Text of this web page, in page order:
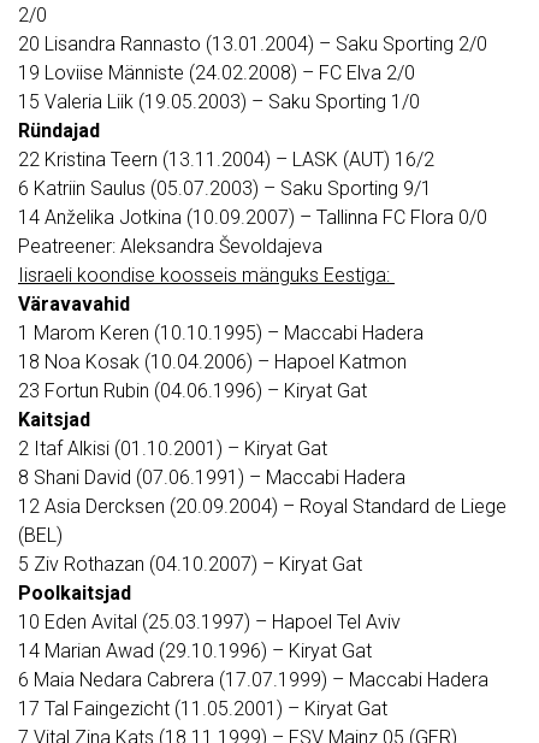
2/0
20 Lisandra Rannasto (13.01.2004) – Saku Sporting 2/0
19 Loviise Männiste (24.02.2008) – FC Elva 2/0
15 Valeria Liik (19.05.2003) – Saku Sporting 1/0
Ründajad
22 Kristina Teern (13.11.2004) – LASK (AUT) 16/2
6 Katriin Saulus (05.07.2003) – Saku Sporting 9/1
14 Anželika Jotkina (10.09.2007) – Tallinna FC Flora 0/0
Peatreener: Aleksandra Ševoldajeva
Iisraeli koondise koosseis mänguks Eestiga:
Väravavahid
1 Marom Keren (10.10.1995) – Maccabi Hadera
18 Noa Kosak (10.04.2006) – Hapoel Katmon
23 Fortun Rubin (04.06.1996) – Kiryat Gat
Kaitsjad
2 Itaf Alkisi (01.10.2001) – Kiryat Gat
8 Shani David (07.06.1991) – Maccabi Hadera
12 Asia Dercksen (20.09.2004) – Royal Standard de Liege
(BEL)
5 Ziv Rothazan (04.10.2007) – Kiryat Gat
Poolkaitsjad
10 Eden Avital (25.03.1997) – Hapoel Tel Aviv
14 Marian Awad (29.10.1996) – Kiryat Gat
6 Maia Nedara Cabrera (17.07.1999) – Maccabi Hadera
17 Tal Faingezicht (11.05.2001) – Kiryat Gat
7 Vital Zina Kats (18.11.1999) – FSV Mainz 05 (GER)